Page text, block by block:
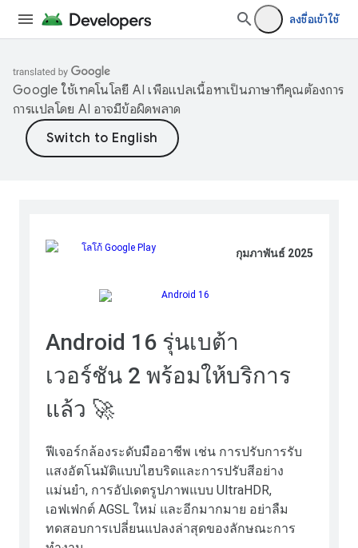
ลงชื่อเข้าใช้
Google ใช้เทคโนโลยี AI เพื่อแปลเนื้อหาเป็นภาษาที่คุณต้องการ
การแปลโดย AI อาจมีข้อผิดพลาด